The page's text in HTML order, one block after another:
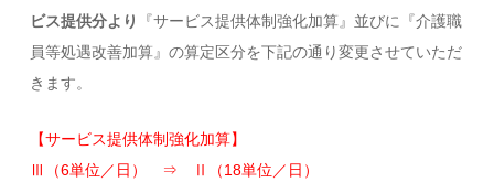
ビス提供分より
『サービス提供体制強化加算』並びに『介護職
員等処遇改善加算』の算定区分を下記の通り変更させていただ
きます。
【サービス提供体制強化加算】
Ⅲ（6単位／日） ⇒ Ⅱ（18単位／日）